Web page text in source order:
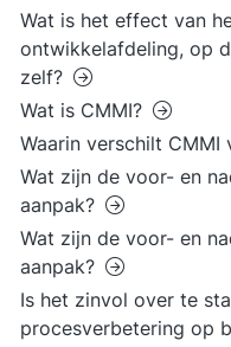
Wat is het effect van
ontwikkelafdeling, op
zelf?
Wat is CMMI?
Waarin verschilt CMMI
Wat zijn de voor- en
aanpak?
Wat zijn de voor- en
aanpak?
Is het zinvol over te
procesverbetering op